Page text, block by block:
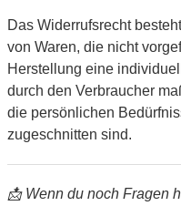
Das Widerrufsrecht
von Waren, die nicht
Herstellung eine
durch den Verbraucher
die persönlichen
zugeschnitten sind.
📩 Wenn du noch Fragen